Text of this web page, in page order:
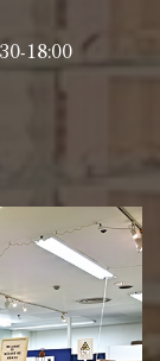
18:00